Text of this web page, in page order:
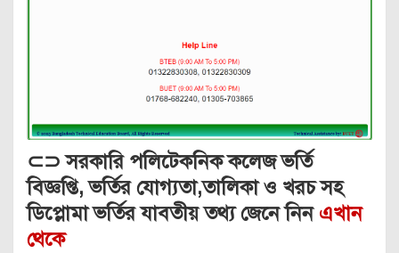
⊂⊃ সরকারি পলিটেকনিক কলেজ ভর্তি
বিজ্ঞপ্তি, ভর্তির যোগ্যতা,তালিকা ও খরচ সহ
ডিপ্লোমা ভর্তির যাবতীয় তথ্য জেনে নিনএখান
থেকে